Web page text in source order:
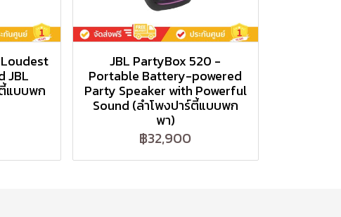
JBL
แบบพก
JBL PartyBox 520 -
Portable Battery-powered
Party Speaker with Powerful
Sound (ลำโพงปาร์ตี้แบบพก
พา)
฿32,900